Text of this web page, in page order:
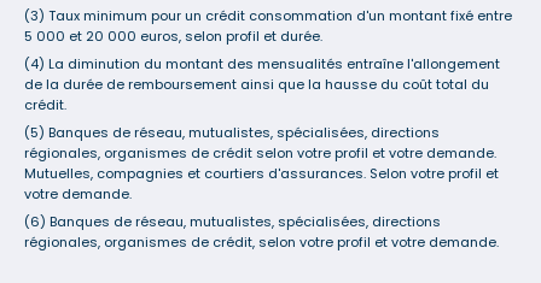
(3) Taux minimum pour un crédit consommation d'un montant fixé entre
5 000 et 20 000 euros, selon profil et durée.
(4) La diminution du montant des mensualités entraîne l'allongement
de la durée de remboursement ainsi que la hausse du coût total du
crédit.
(5) Banques de réseau, mutualistes, spécialisées, directions
régionales, organismes de crédit selon votre profil et votre demande.
Mutuelles, compagnies et courtiers d'assurances. Selon votre profil et
votre demande.
(6) Banques de réseau, mutualistes, spécialisées, directions
régionales, organismes de crédit, selon votre profil et votre demande.